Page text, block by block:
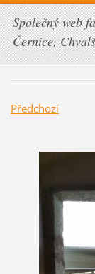
Společný web
Černice,
Předchozí